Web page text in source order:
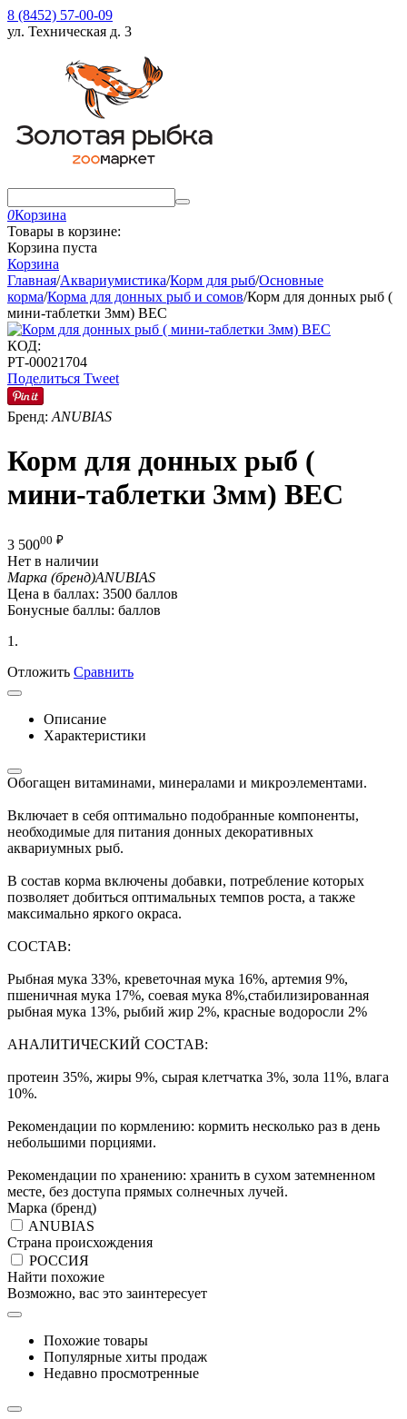
8 (8452) 57-00-09
ул. Техническая д. 3
0Корзина
Товары в корзине:
Корзина пуста
Корзина
Главная/Аквариумистика/Корм для рыб/Основные
корма/Корма для донных рыб и сомов/Корм для донных рыб (
мини-таблетки 3мм) ВЕС
КОД:
РТ-00021704
Поделиться Tweet
Бренд: ANUBIAS
Корм для донных рыб (
мини-таблетки 3мм) ВЕС
3 50000 ₽
Нет в наличии
Марка (бренд)ANUBIAS
Цена в баллах: 3500 баллов
Бонусные баллы: баллов
1.
Отложить Сравнить
Описание
Характеристики
Обогащен витаминами, минералами и микроэлементами.
Включает в себя оптимально подобранные компоненты,
необходимые для питания донных декоративных
аквариумных рыб.
В состав корма включены добавки, потребление которых
позволяет добиться оптимальных темпов роста, а также
максимально яркого окраса.
СОСТАВ:
Рыбная мука 33%, креветочная мука 16%, артемия 9%,
пшеничная мука 17%, соевая мука 8%,стабилизированная
рыбная мука 13%, рыбий жир 2%, красные водоросли 2%
АНАЛИТИЧЕСКИЙ СОСТАВ:
протеин 35%, жиры 9%, сырая клетчатка 3%, зола 11%, влага
10%.
Рекомендации по кормлению: кормить несколько раз в день
небольшими порциями.
Рекомендации по хранению: хранить в сухом затемненном
месте, без доступа прямых солнечных лучей.
Марка (бренд)
ANUBIAS
Страна происхождения
РОССИЯ
Найти похожие
Возможно, вас это заинтересует
Похожие товары
Популярные хиты продаж
Недавно просмотренные